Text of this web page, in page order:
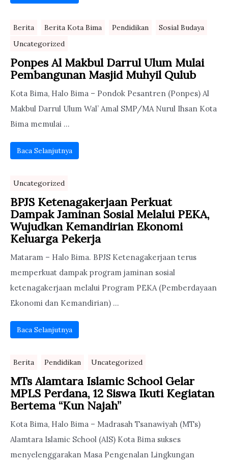
Berita Berita Kota Bima Pendidikan
Sosial Budaya
Uncategorized
Ponpes Al Makbul Darrul Ulum Mulai
Pembangunan Masjid Muhyil Qulub
Kota Bima, Halo Bima – Pondok Pesantren (Ponpes) Al
Makbul Darrul Ulum Wal’ Amal SMP/MA Nurul Ihsan Kota
Bima memulai ...
Baca Selanjutnya
Uncategorized
BPJS Ketenagakerjaan Perkuat
Dampak Jaminan Sosial Melalui PEKA,
Wujudkan Kemandirian Ekonomi
Keluarga Pekerja
Mataram – Halo Bima. BPJS Ketenagakerjaan terus
memperkuat dampak program jaminan sosial
ketenagakerjaan melalui Program PEKA (Pemberdayaan
Ekonomi dan Kemandirian) ...
Baca Selanjutnya
Berita Pendidikan Uncategorized
MTs Alamtara Islamic School Gelar
MPLS Perdana, 12 Siswa Ikuti Kegiatan
Bertema “Kun Najah”
Kota Bima, Halo Bima – Madrasah Tsanawiyah (MTs)
Alamtara Islamic School (AIS) Kota Bima sukses
menyelenggarakan Masa Pengenalan Lingkungan